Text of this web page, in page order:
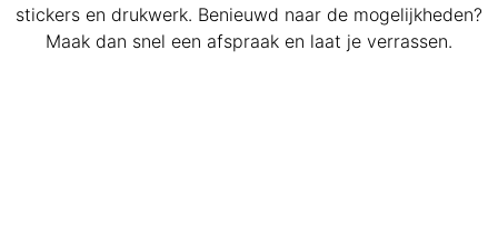
stickers en drukwerk. Benieuwd naar de mogelijkheden?
Maak dan snel een afspraak en laat je verrassen.